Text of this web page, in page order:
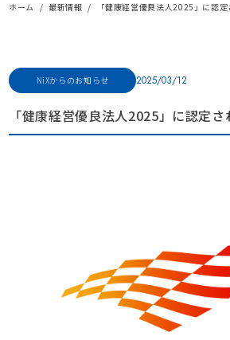
ホーム 最新情報 「健康経営優良法人2025」に認定
NiXからのお知らせ 2025/03/12
「健康経営優良法人2025」に認定さ